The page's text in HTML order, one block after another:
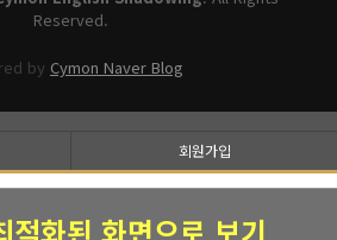
Reserved.
by Cymon Naver Blog
회원가입
적화된 화면으로 보기